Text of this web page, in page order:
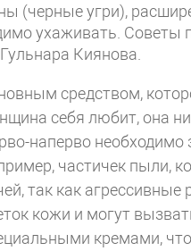
(черные угри),
ухаживать. Советы
Киянова.
средством,
себя любит, она
наперво
частичек пыли,
так как
кожи и могут
кремами,